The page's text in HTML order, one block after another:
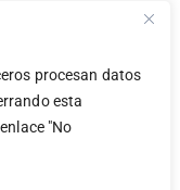
procesan datos
esta
"No